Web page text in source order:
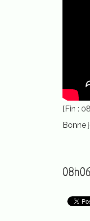
[Fin :
Bonne